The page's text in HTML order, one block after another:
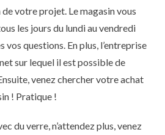
votre projet. Le magasin vous
les jours du lundi au vendredi
questions. En plus, l’entreprise
sur lequel il est possible de
venez chercher votre achat
! Pratique !
du verre, n’attendez plus, venez